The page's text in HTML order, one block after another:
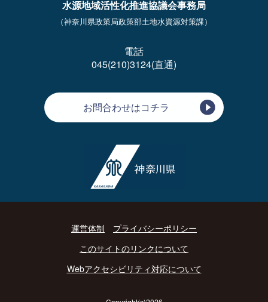
水源地域活性化推進協議会事務局
（神奈川県政策局政策部土地水資源対策課）
電話
045(210)3124(直通)
お問合わせはコチラ
運営体制
プライバシーポリシー
このサイトのリンクについて
Webアクセシビリティ対応について